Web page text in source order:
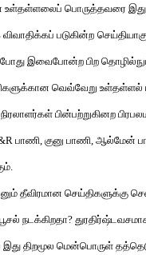
உள்தள்ளலைப் பொருத்தவரை
விவாதிக்கப் படுகின்ற செய்தியா
போது இவைபோன்ற பிற
வெவ்வேறு உள்தள்ளல்
நிரலாளர்கள் பின்பற்றுகினற
பாணி, குனு பாணி, ஆல்மேன்
.
தீவிரமான செய்திகளுக்கு
நடக்கிறதா?
திறமூல மென்பொருள்